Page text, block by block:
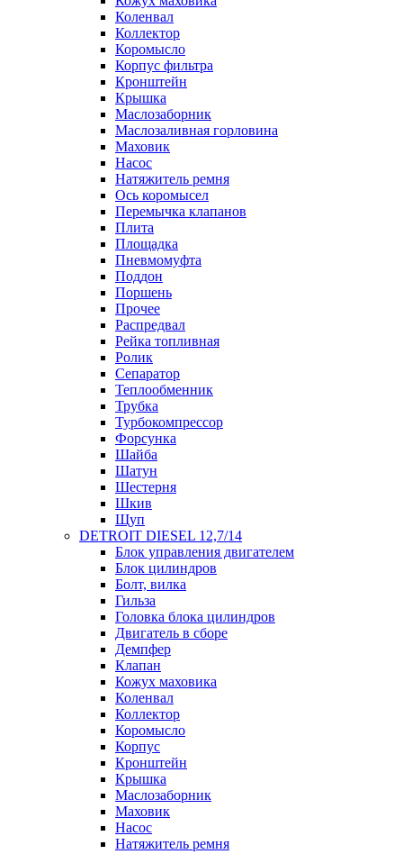
Коленвал
Коллектор
Коромысло
Корпус фильтра
Кронштейн
Крышка
Маслозаборник
Маслозаливная горловина
Маховик
Насос
Натяжитель ремня
Ось коромысел
Перемычка клапанов
Плита
Площадка
Пневмомуфта
Поддон
Поршень
Прочее
Распредвал
Рейка топливная
Ролик
Сепаратор
Теплообменник
Трубка
Турбокомпрессор
Форсунка
Шайба
Шатун
Шестерня
Шкив
Щуп
DETROIT DIESEL 12,7/14
Блок управления двигателем
Блок цилиндров
Болт, вилка
Гильза
Головка блока цилиндров
Двигатель в сборе
Демпфер
Клапан
Кожух маховика
Коленвал
Коллектор
Коромысло
Корпус
Кронштейн
Крышка
Маслозаборник
Маховик
Насос
Натяжитель ремня